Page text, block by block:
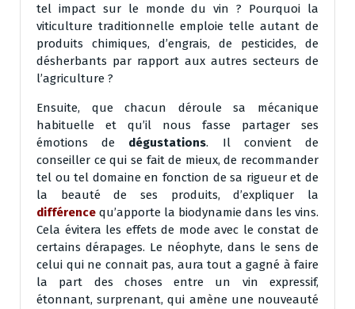
tel impact sur le monde du vin ? Pourquoi la
viticulture traditionnelle emploie telle autant de
produits chimiques, d’engrais, de pesticides, de
désherbants par rapport aux autres secteurs de
l’agriculture ?
Ensuite, que chacun déroule sa mécanique
habituelle et qu’il nous fasse partager ses
émotions de dégustations. Il convient de
conseiller ce qui se fait de mieux, de recommander
tel ou tel domaine en fonction de sa rigueur et de
la beauté de ses produits, d’expliquer la
différence qu’apporte la biodynamie dans les vins.
Cela évitera les effets de mode avec le constat de
certains dérapages. Le néophyte, dans le sens de
celui qui ne connait pas, aura tout a gagné à faire
la part des choses entre un vin expressif,
étonnant, surprenant, qui amène une nouveauté